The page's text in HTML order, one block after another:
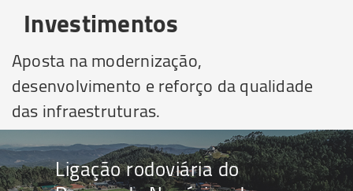
Investimentos
Aposta na modernização,
desenvolvimento e reforço da qualidade
das infraestruturas.
Ligação rodoviária do